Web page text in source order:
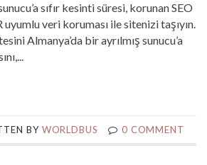
sıfır kesinti süresi, korunan SEO
uyumlu veri koruması ile sitenizi taşıyın.
Almanya’da bir ayrılmış sunucu’a
BY WORLDBUS 0 COMMENT